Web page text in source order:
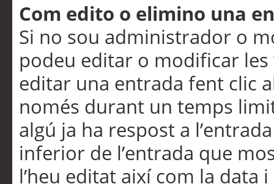
Com edito o elimino una
Si no sou administrador o
podeu editar o modificar
editar una entrada fent clic
només durant un temps
algú ja ha respost a
inferior de l’entrada que
l’heu editat així com la data